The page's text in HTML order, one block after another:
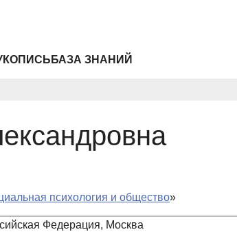
БАЗА ЗНАНИЙ
психология и общество»
Федерация, Москва